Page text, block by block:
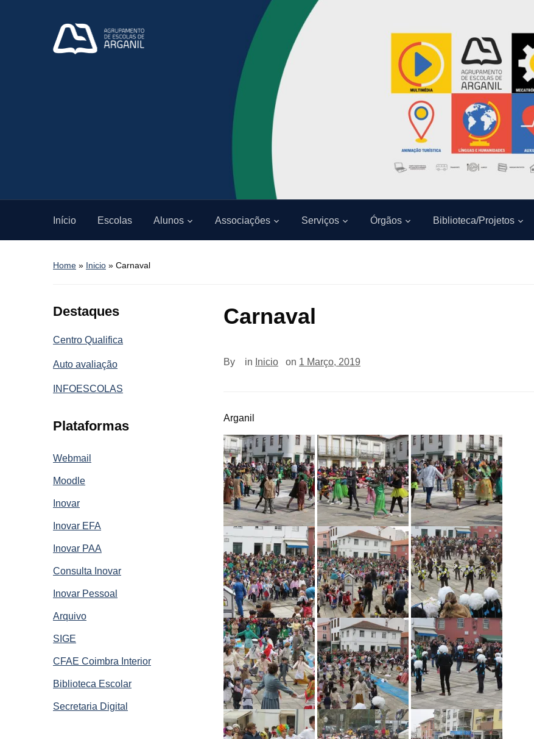
Início Escolas Alunos Associações Serviços Órgãos Biblioteca/Projetos
Home » Inicio » Carnaval
Destaques
Centro Qualifica
Auto avaliação
INFOESCOLAS
Plataformas
Webmail
Moodle
Inovar
Inovar EFA
Inovar PAA
Consulta Inovar
Inovar Pessoal
Arquivo
SIGE
CFAE Coimbra Interior
Biblioteca Escolar
Secretaria Digital
Carnaval
By in Inicio on 1 Março, 2019
Arganil